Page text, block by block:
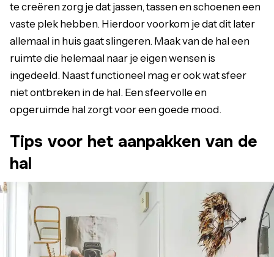
te creëren zorg je dat jassen, tassen en schoenen een
vaste plek hebben. Hierdoor voorkom je dat dit later
allemaal in huis gaat slingeren. Maak van de hal een
ruimte die helemaal naar je eigen wensen is
ingedeeld. Naast functioneel mag er ook wat sfeer
niet ontbreken in de hal. Een sfeervolle en
opgeruimde hal zorgt voor een goede mood.
Tips voor het aanpakken van de
hal